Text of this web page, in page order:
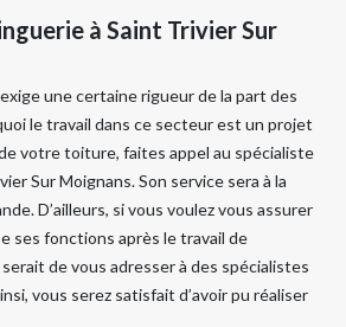
à Saint Trivier Sur
une certaine rigueur de la part des
le travail dans ce secteur est un projet
votre toiture, faites appel au spécialiste
Sur Moignans. Son service sera à la
D’ailleurs, si vous voulez vous assurer
ses fonctions après le travail de
de vous adresser à des spécialistes
vous serez satisfait d’avoir pu réaliser